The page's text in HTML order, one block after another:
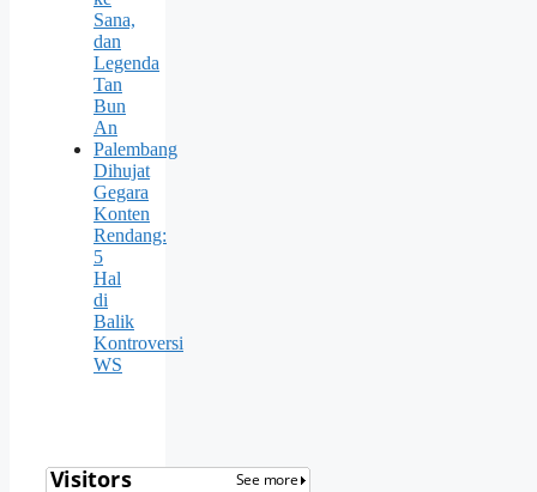
Sana,
dan
Legenda
Tan
Bun
An
Palembang
Dihujat
Gegara
Konten
Rendang:
5
Hal
di
Balik
Kontroversi
WS